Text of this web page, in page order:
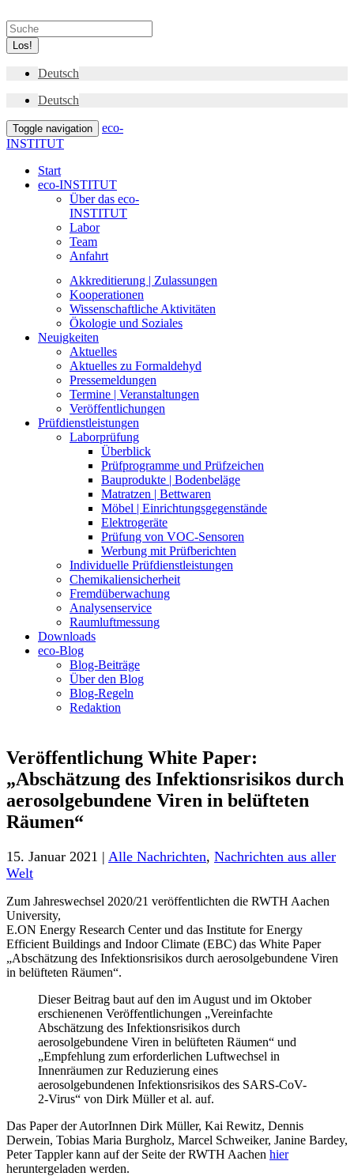
Los!
Deutsch
Deutsch
Toggle navigation
eco-
INSTITUT
Start
eco-INSTITUT
Über das eco-
INSTITUT
Labor
Team
Anfahrt
Akkreditierung | Zulassungen
Kooperationen
Wissenschaftliche Aktivitäten
Ökologie und Soziales
Neuigkeiten
Aktuelles
Aktuelles zu Formaldehyd
Pressemeldungen
Termine | Veranstaltungen
Veröffentlichungen
Prüfdienstleistungen
Laborprüfung
Überblick
Prüfprogramme und Prüfzeichen
Bauprodukte | Bodenbeläge
Matratzen | Bettwaren
Möbel | Einrichtungsgegenstände
Elektrogeräte
Prüfung von VOC-Sensoren
Werbung mit Prüfberichten
Individuelle Prüfdienstleistungen
Chemikaliensicherheit
Fremdüberwachung
Analysenservice
Raumluftmessung
Downloads
eco-Blog
Blog-Beiträge
Über den Blog
Blog-Regeln
Redaktion
Veröffentlichung White Paper:
„Abschätzung des Infektionsrisikos durch
aerosolgebundene Viren in belüfteten
Räumen“
15. Januar 2021 | Alle Nachrichten, Nachrichten aus aller
Welt
Zum Jahreswechsel 2020/21 veröffentlichten die RWTH Aachen
University,
E.ON Energy Research Center und das Institute for Energy
Efficient Buildings and Indoor Climate (EBC) das White Paper
„Abschätzung des Infektionsrisikos durch aerosolgebundene Viren
in belüfteten Räumen“.
Dieser Beitrag baut auf den im August und im Oktober
erschienenen Veröffentlichungen „Vereinfachte
Abschätzung des Infektionsrisikos durch
aerosolgebundene Viren in belüfteten Räumen“ und
„Empfehlung zum erforderlichen Luftwechsel in
Innenräumen zur Reduzierung eines
aerosolgebundenen Infektionsrisikos des SARS-CoV-
2-Virus“ von Dirk Müller et al. auf.
Das Paper der AutorInnen Dirk Müller, Kai Rewitz, Dennis
Derwein, Tobias Maria Burgholz, Marcel Schweiker, Janine Bardey,
Peter Tappler kann auf der Seite der RWTH Aachen hier
heruntergeladen werden.